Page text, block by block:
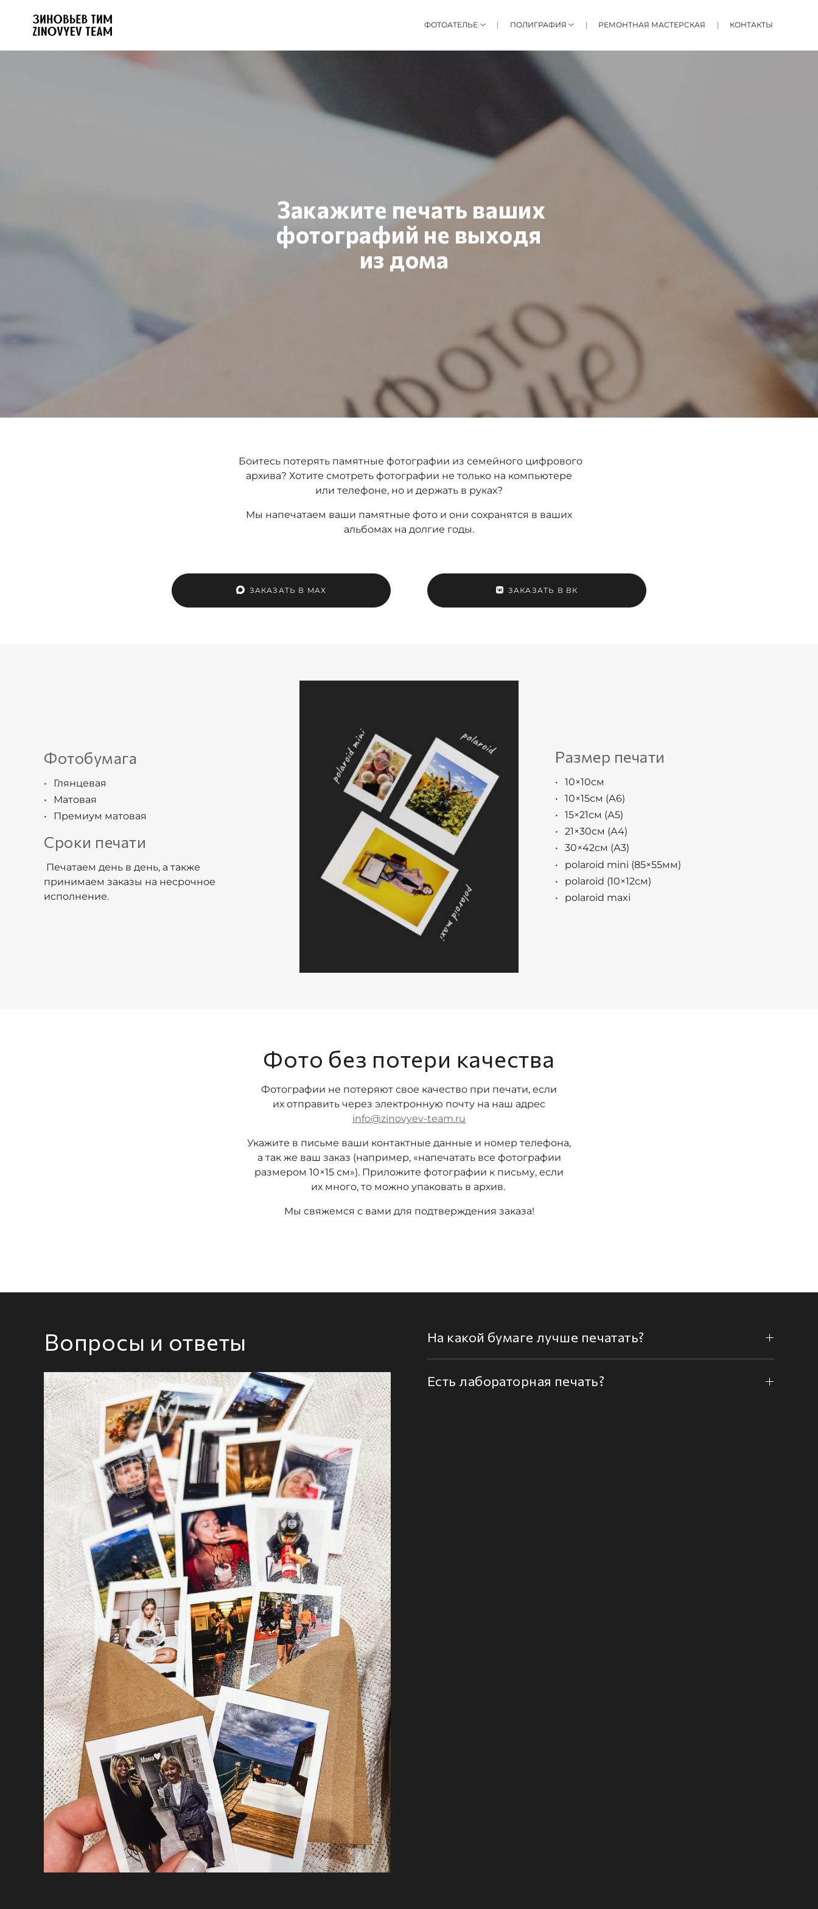
ФОТОАТЕЛЬЕ ПОЛИГРАФИЯ РЕМОНТНАЯ МАСТЕРСКАЯ КОНТАКТЫ
Закажите печать ваших
фотографий не выходя
из дома
Боитесь потерять памятные фотографии из семейного цифрового
архива? Хотите смотреть фотографии не только на компьютере
или телефоне, но и держать в руках?
Мы напечатаем ваши памятные фото и они сохранятся в ваших
альбомах на долгие годы.
ЗАКАЗАТЬ В MAX ЗАКАЗАТЬ В ВК
Фотобумага
Глянцевая
Матовая
Премиум матовая
Сроки печати
Печатаем день в день, а также
принимаем заказы на несрочное
исполнение.
Размер печати
10×10см
10×15см (А6)
15×21см (А5)
21×30см (А4)
30×42см (А3)
polaroid mini (85×55мм)
polaroid (10×12см)
polaroid maxi
Фото без потери качества
Фотографии не потеряют свое качество при печати, если
их отправить через электронную почту на наш адрес
info@zinovyev-team.ru
Укажите в письме ваши контактные данные и номер телефона,
а так же ваш заказ (например, «напечатать все фотографии
размером 10×15 см»). Приложите фотографии к письму, если
их много, то можно упаковать в архив.
Мы свяжемся с вами для подтверждения заказа!
Вопросы и ответы На какой бумаге лучше печатать?
Есть лабораторная печать?